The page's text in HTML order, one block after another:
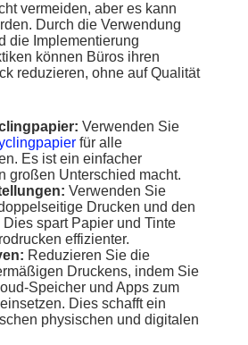
vermeiden, aber es kann
Durch die Verwendung
die Implementierung
können Büros ihren
reduzieren, ohne auf Qualität
Verwenden Sie
für alle
Es ist ein einfacher
großen Unterschied macht.
Verwenden Sie
Drucken und den
spart Papier und Tinte
effizienter.
Reduzieren Sie die
Druckens, indem Sie
Speicher und Apps zum
Dies schafft ein
physischen und digitalen